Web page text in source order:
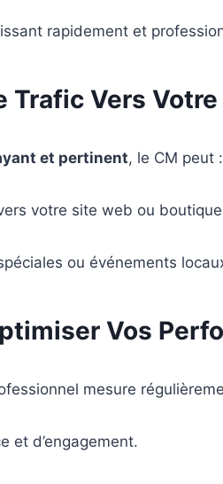
rapidement et
Trafic Vers
et pertinent, le CM peut :
votre site web ou
ou événements
Vos
mesure
et d’engagement.